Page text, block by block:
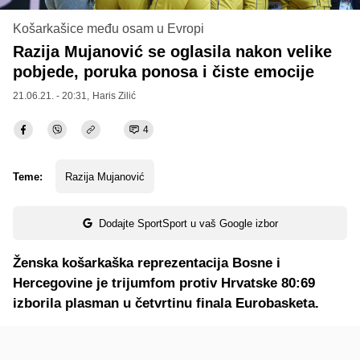
Košarkašice među osam u Evropi
Razija Mujanović se oglasila nakon velike
pobjede, poruka ponosa i čiste emocije
21.06.21. - 20:31, Haris Zilić
4
Teme: Razija Mujanović
Dodajte SportSport u vaš Google izbor
Ženska košarkaška reprezentacija Bosne i
Hercegovine je trijumfom protiv Hrvatske 80:69
izborila plasman u četvrtinu finala Eurobasketa.